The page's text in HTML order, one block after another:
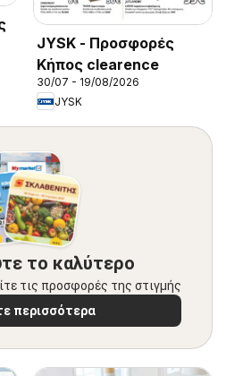
JYSK - Προσφορές
Κήπος clearence
30/07 - 19/08/2026
JYSK
το καλύτερο
τις προσφορές της στιγμής
περισσότερα